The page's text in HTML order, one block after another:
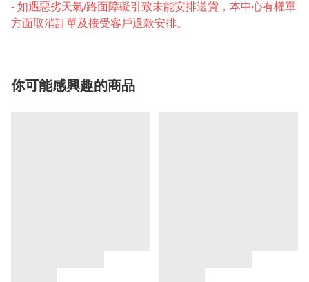
- 如遇惡劣天氣/路面障礙引致未能安排送貨，本中心有權單
方面取消訂單及接受客戶退款安排。
你可能感興趣的商品